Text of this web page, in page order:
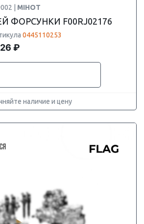
| MIHOT
ФОРСУНКИ F00RJ02176
0445110253
₽
наличие и цену